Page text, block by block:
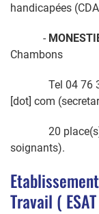
handicapées
-
Chambons
Tel 04 76 34
[dot] com
20 place(s)
soignants).
Travail (